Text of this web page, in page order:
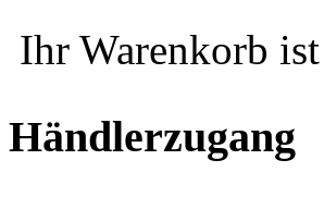
Ihr Warenkorb
Händlerzugang